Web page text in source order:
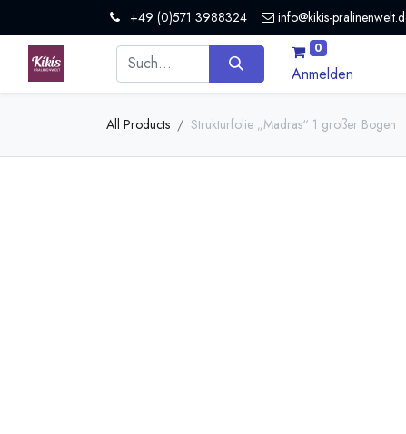
+49 (0)571 3988324 info@kikis-
0
Anmelden
All Products Strukturfolie „Madras“ 1 großer Bogen